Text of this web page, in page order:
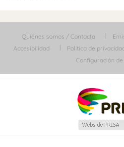
Quiénes somos / Contacta
Accesibilidad
Política de
Configuración de